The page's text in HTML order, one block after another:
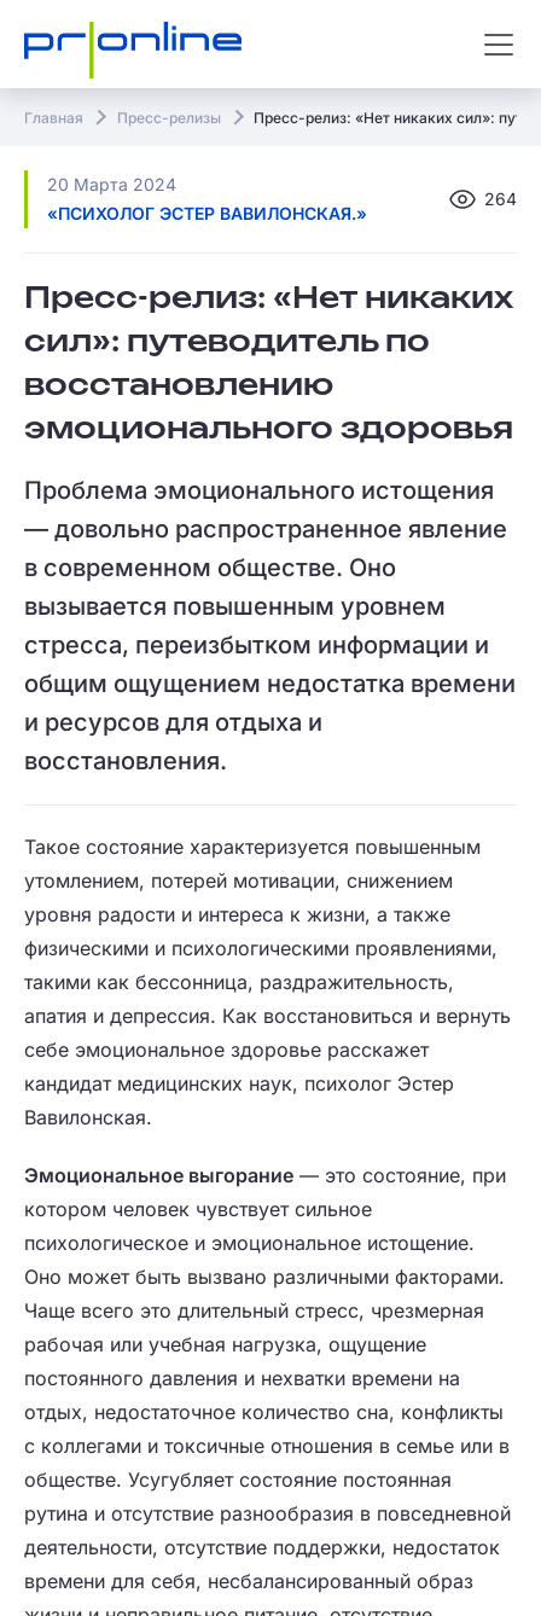
Главная Пресс-релизы Пресс-релиз: «Нет никаких сил»:
20 Марта 2024
«ПСИХОЛОГ ЭСТЕР ВАВИЛОНСКАЯ.»
264
Пресс-релиз: «Нет никаких
сил»: путеводитель по
восстановлению
эмоционального здоровья
Проблема эмоционального истощения
— довольно распространенное явление
в современном обществе. Оно
вызывается повышенным уровнем
стресса, переизбытком информации и
общим ощущением недостатка времени
и ресурсов для отдыха и
восстановления.
Такое состояние характеризуется повышенным
утомлением, потерей мотивации, снижением
уровня радости и интереса к жизни, а также
физическими и психологическими проявлениями,
такими как бессонница, раздражительность,
апатия и депрессия. Как восстановиться и вернуть
себе эмоциональное здоровье расскажет
кандидат медицинских наук, психолог Эстер
Вавилонская.
Эмоциональное выгорание — это состояние, при
котором человек чувствует сильное
психологическое и эмоциональное истощение.
Оно может быть вызвано различными факторами.
Чаще всего это длительный стресс, чрезмерная
рабочая или учебная нагрузка, ощущение
постоянного давления и нехватки времени на
отдых, недостаточное количество сна, конфликты
с коллегами и токсичные отношения в семье или в
обществе. Усугубляет состояние постоянная
рутина и отсутствие разнообразия в повседневной
деятельности, отсутствие поддержки, недостаток
времени для себя, несбалансированный образ